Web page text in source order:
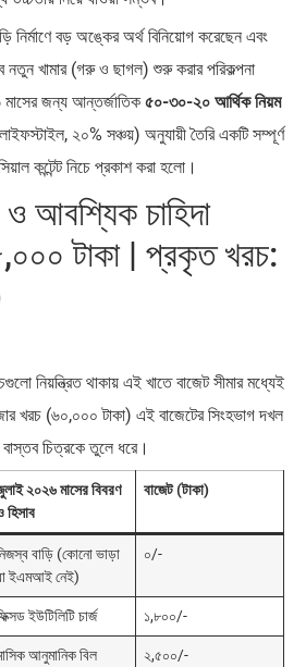
বিসিএস-প্রেম এবং…
নির্মাণে বড় অঙ্কের অর্থ বিনিয়োগ করেছেন এবং
নতুন খামার (গরু ও ছাগল) শুরু করার পরিকল্পনা
মাসের জন্য আন্তর্জাতিক ৫০-৩০-২০ আর্থিক নিয়ম
২০% সঞ্চয়) অনুযায়ী তৈরি একটি সম্পূর্ণ
কন্টেন্ট নিচে প্রকাশ করা হলো।
আবশ্যিক চাহিদা
টাকা | প্রকৃত খরচ:
নিয়ন্ত্রিত থাকায় এই খাতে বাজেট সীমার মধ্যেই
খরচ (৬০,০০০ টাকা) এই বাজেটের সিংহভাগ দখল
বাস্তব চিত্রকে তুলে ধরে।
২০২৬ মাসের বিবরণ
হিসাব
বাজেট (টাকা)
বাড়ি (কোনো ভাড়া
ইএমআই নেই)
০/-
ইউটিলিটি চার্জ ১,৮০০/-
আনুমানিক বিল ২,৫০০/-